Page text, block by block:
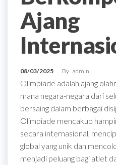
Ajang
08/03/2025 By admin
Olimpiade adalah ajang
mana negara-negara dari
bersaing dalam berbagai
Olimpiade mencakup
secara internasional,
global yang unik dan
menjadi peluang bagi atlet